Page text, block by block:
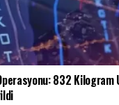
832 Kilogram